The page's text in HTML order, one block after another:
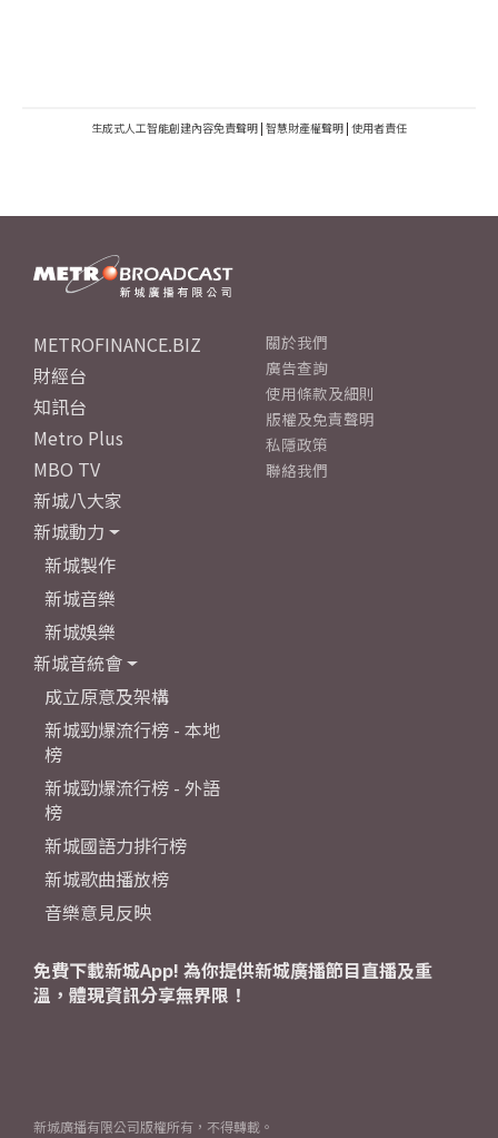
生成式人工智能創建內容免責聲明 | 智慧財產權聲明 | 使用者責任
METROFINANCE.BIZ
財經台
知訊台
Metro Plus
MBO TV
新城八大家
新城動力
新城製作
新城音樂
新城娛樂
新城音統會
成立原意及架構
新城勁爆流行榜 - 本地
榜
新城勁爆流行榜 - 外語
榜
新城國語力排行榜
新城歌曲播放榜
音樂意見反映
關於我們
廣告查詢
使用條款及細則
版權及免責聲明
私隱政策
聯絡我們
免費下載新城App! 為你提供新城廣播節目直播及重
溫，體現資訊分享無界限！
新城廣播有限公司版權所有，不得轉載。